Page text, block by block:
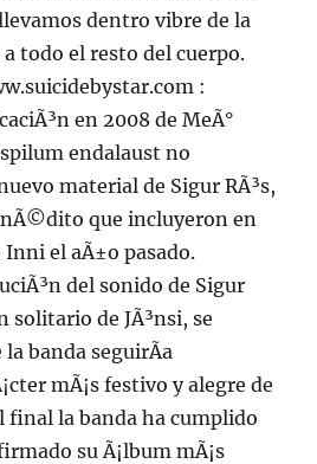
dentro vibre de la
todo el resto del cuerpo.
:
en 2008 de MeÃ°
endalaust no
material de Sigur RÃ³s,
que incluyeron en
el aÃ±o pasado.
del sonido de Sigur
solitario de JÃ³nsi, se
banda seguirÃ­a
mÃ¡s festivo y alegre de
final la banda ha cumplido
su Ã¡lbum mÃ¡s